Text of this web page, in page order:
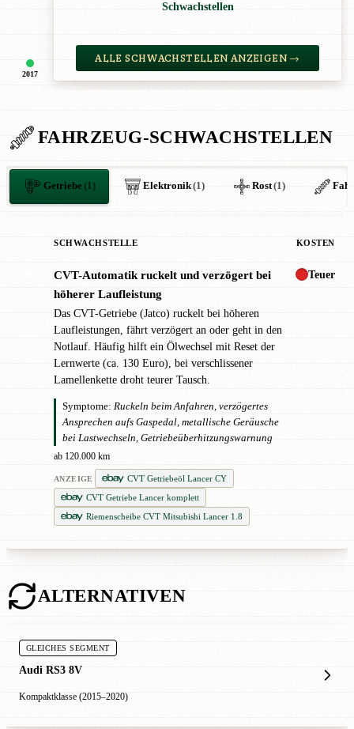
2017
Schwachstellen
ALLE SCHWACHSTELLEN ANZEIGEN →
FAHRZEUG-SCHWACHSTELLEN
Getriebe(1) Elektronik(1) Rost(1)
SCHWACHSTELLE KOSTEN
CVT-Automatik ruckelt und verzögert bei
höherer Laufleistung
Das CVT-Getriebe (Jatco) ruckelt bei höheren
Laufleistungen, fährt verzögert an oder geht in den
Notlauf. Häufig hilft ein Ölwechsel mit Reset der
Lernwerte (ca. 130 Euro), bei verschlissener
Lamellenkette droht teurer Tausch.
Symptome: Ruckeln beim Anfahren, verzögertes
Ansprechen aufs Gaspedal, metallische Geräusche
bei Lastwechseln, Getriebeüberhitzungswarnung
ab 120.000 km
ANZEIGE
CVT Getriebeöl Lancer CY
CVT Getriebe Lancer komplett
Riemenscheibe CVT Mitsubishi Lancer 1.8
Teuer
ALTERNATIVEN
GLEICHES SEGMENT
Audi RS3 8V
Kompaktklasse (2015–2020)